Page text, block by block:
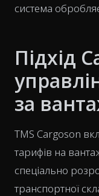
система
Підхід
за
TMS Cargoson
тарифів на
спеціально
транспортної